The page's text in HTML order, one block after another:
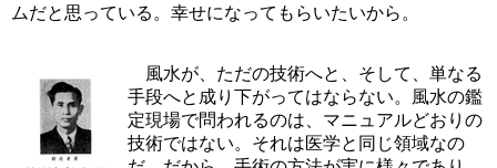
ムだと思っている。幸せになってもらいたいから。
風水が、ただの技術へと、そして、単なる
手段へと成り下がってはならない。風水の鑑
定現場で問われるのは、マニュアルどおりの
技術ではない。それは医学と同じ領域なの